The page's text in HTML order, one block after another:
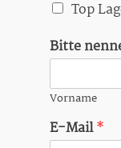
e
l
i
e
r
T
e
Top
Bitte
Vorname
E-Mail*